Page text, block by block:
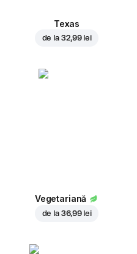
Texas
de la 32,99 lei
Vegetariană
de la 36,99 lei